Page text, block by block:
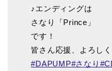
♪エンディングは
さなり「Prince」
です！
皆さん応援、よろし
#DAPUMP#さなり